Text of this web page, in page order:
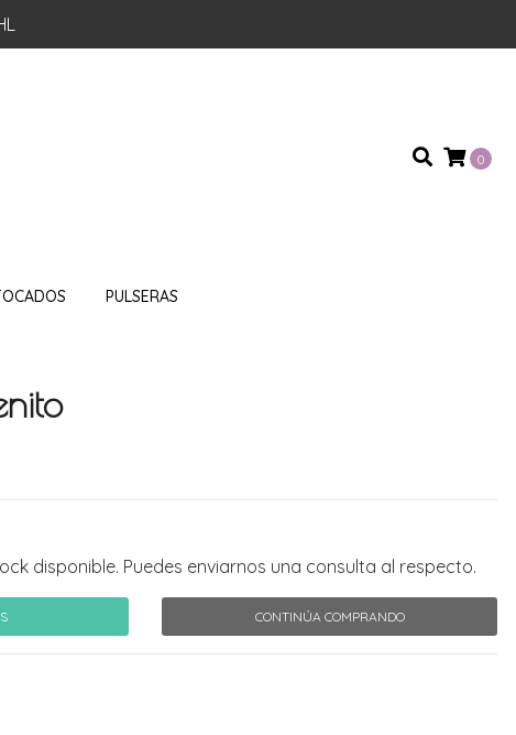
0
PULSERAS
disponible. Puedes enviarnos una consulta al respecto.
CONTINÚA COMPRANDO